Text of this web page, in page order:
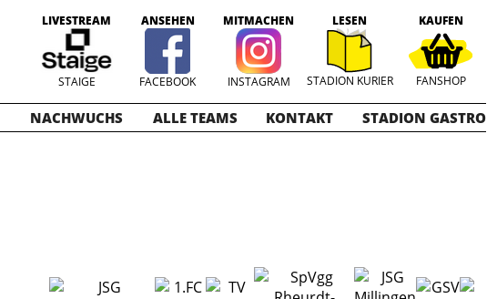
LIVESTREAM
STAIGE
ANSEHEN
FACEBOOK
MITMACHEN
INSTAGRAM
LESEN
STADION KURIER
KAUFEN
FANSHOP
NACHWUCHS ALLE TEAMS KONTAKT STADION GASTRO